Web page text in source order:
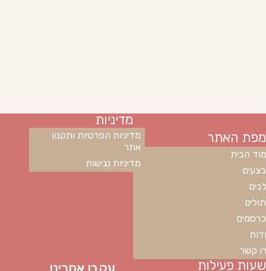
מפת האתר
הבית
קשר
מדיניות
מדיניות הפרטיות ותקנון
אתר
מדיניות נגישות
שעות פעילות